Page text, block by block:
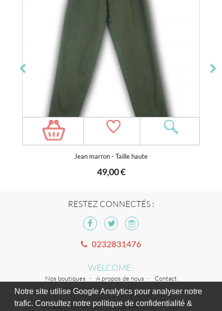
Notre site utilise Google Analytics pour analyser notre
trafic. Consultez notre politique de confidentialité &
Jean marron - Taille haute
49,00 €
RESTEZ CONNECTÉS :
0232831476
WELCOME :
Nos boutiques A propos de nous Contact
LES + DE TILT VINTAGE :
Livraison Retours Guide des tailles Jobs